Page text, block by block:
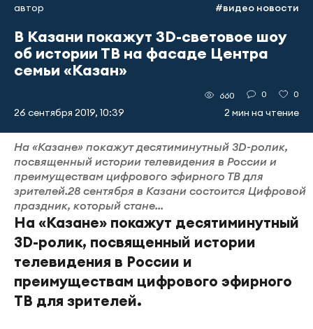
автор #видео новости
В Казани покажут 3D-световое шоу
об истории ТВ на фасаде Центра
семьи «Казан»
26 сентября 2019, 10:39
660 0 0
2 мин на чтение
На «Казане» покажут десятиминутный 3D-ролик,
посвященный истории телевидения в России и
преимуществам цифрового эфирного ТВ для
зрителей.28 сентября в Казани состоится Цифровой
праздник, который стане...
На «Казане» покажут десятиминутный
3D-ролик, посвященный истории
телевидения в России и
преимуществам цифрового эфирного
ТВ для зрителей.